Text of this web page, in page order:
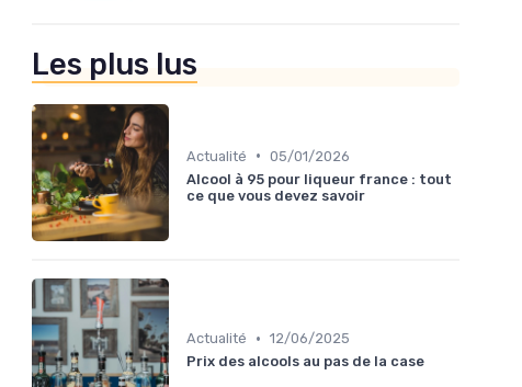
Les plus lus
Actualité • 05/01/2026
Alcool à 95 pour liqueur france : tout
ce que vous devez savoir
Actualité • 12/06/2025
Prix des alcools au pas de la case